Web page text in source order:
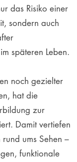
das Risiko einer
sondern auch
späteren Leben.
noch gezielter
hat die
zur
Damit vertiefen
ums Sehen –
funktionale